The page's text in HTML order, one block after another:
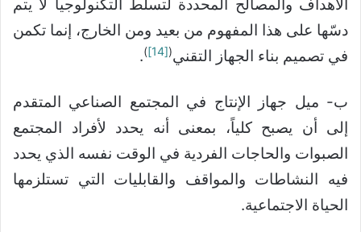
الأهداف والمصالح المحددة لتسلط التكنولوجيا لا يتم
دسّها على هذا المفهوم من بعيد ومن الخارج، إنما تكمن
في تصميم بناء الجهاز التقني(
[14]
)
.
ب- ميل جهاز الإنتاج في المجتمع الصناعي المتقدم
إلى أن يصبح كلياً، بمعنى أنه يحدد لأفراد المجتمع
الصبوات والحاجات الفردية في الوقت نفسه الذي يحدد
فيه النشاطات والمواقف والقابليات التي تستلزمها
الحياة الاجتماعية.